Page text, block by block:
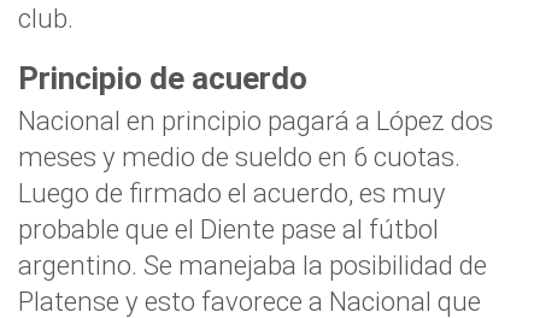
club.
Principio de acuerdo
Nacional en principio pagará a López dos
meses y medio de sueldo en 6 cuotas.
Luego de firmado el acuerdo, es muy
probable que el Diente pase al fútbol
argentino. Se manejaba la posibilidad de
Platense y esto favorece a Nacional que